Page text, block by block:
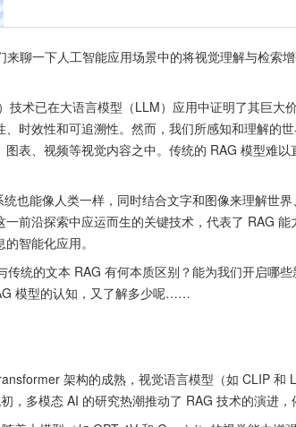
时效性和可追溯性。然而，我们所感知和理解的
表、视频等视觉内容之中。传统的 RAG 模型难以
前沿探索中应运而生的关键技术，代表了 RAG
智能化应用。
模型的认知，又了解多少呢……
，多模态 AI 的研究热潮推动了 RAG 技术的演进，